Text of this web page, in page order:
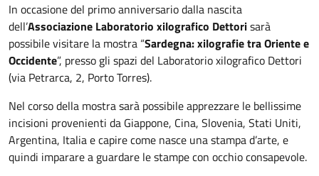
In occasione del primo anniversario dalla nascita
dell’Associazione Laboratorio xilografico Dettorisarà
possibile visitare la mostra “Sardegna: xilografie tra Oriente e
Occidente”, presso gli spazi del Laboratorio xilografico Dettori
(via Petrarca, 2, Porto Torres).
Nel corso della mostra sarà possibile apprezzare le bellissime
incisioni provenienti da Giappone, Cina, Slovenia, Stati Uniti,
Argentina, Italia e capire come nasce una stampa d’arte, e
quindi imparare a guardare le stampe con occhio consapevole.